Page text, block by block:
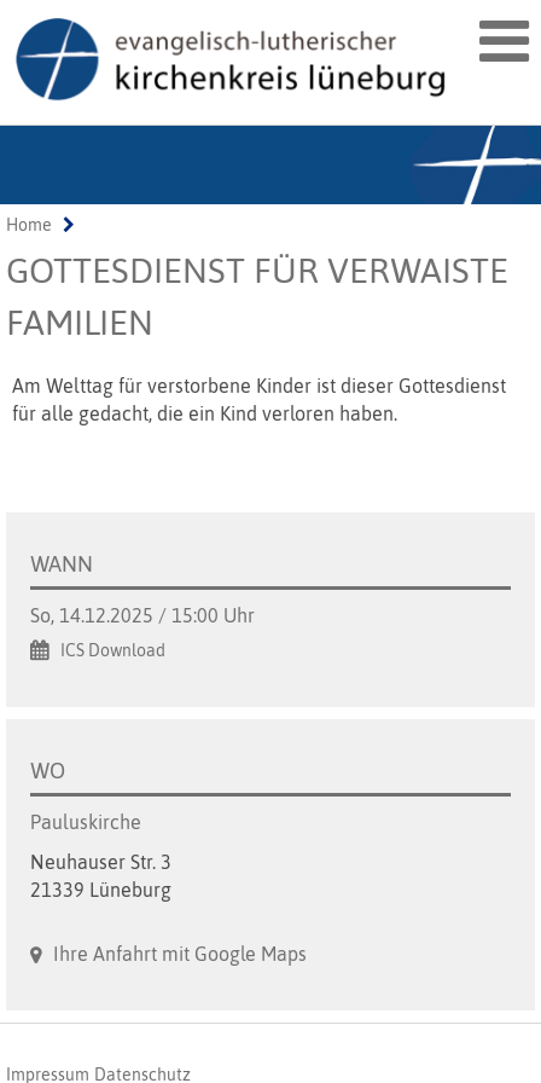
Home
GOTTESDIENST FÜR VERWAISTE
FAMILIEN
Am Welttag für verstorbene Kinder ist dieser Gottesdienst
für alle gedacht, die ein Kind verloren haben.
WANN
So, 14.12.2025 / 15:00 Uhr
ICS Download
WO
Pauluskirche
Neuhauser Str. 3
21339 Lüneburg
Ihre Anfahrt mit Google Maps
Impressum Datenschutz